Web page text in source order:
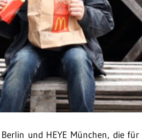
und HEYE München, die für